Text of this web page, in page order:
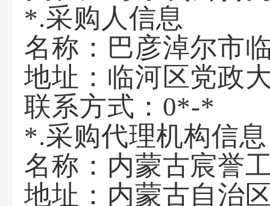
*.采购人信息
名称： 巴彦淖尔市
地址： 临河区党政
联系方式： 0*-*
*.采购代理机构信息
名称： 内蒙古宸誉
地址： 内蒙古自治